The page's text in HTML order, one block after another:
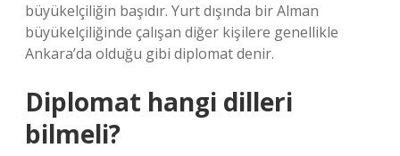
büyükelçiliğin başıdır. Yurt dışında bir Alman
büyükelçiliğinde çalışan diğer kişilere genellikle
Ankara’da olduğu gibi diplomat denir.
Diplomat hangi dilleri
bilmeli?